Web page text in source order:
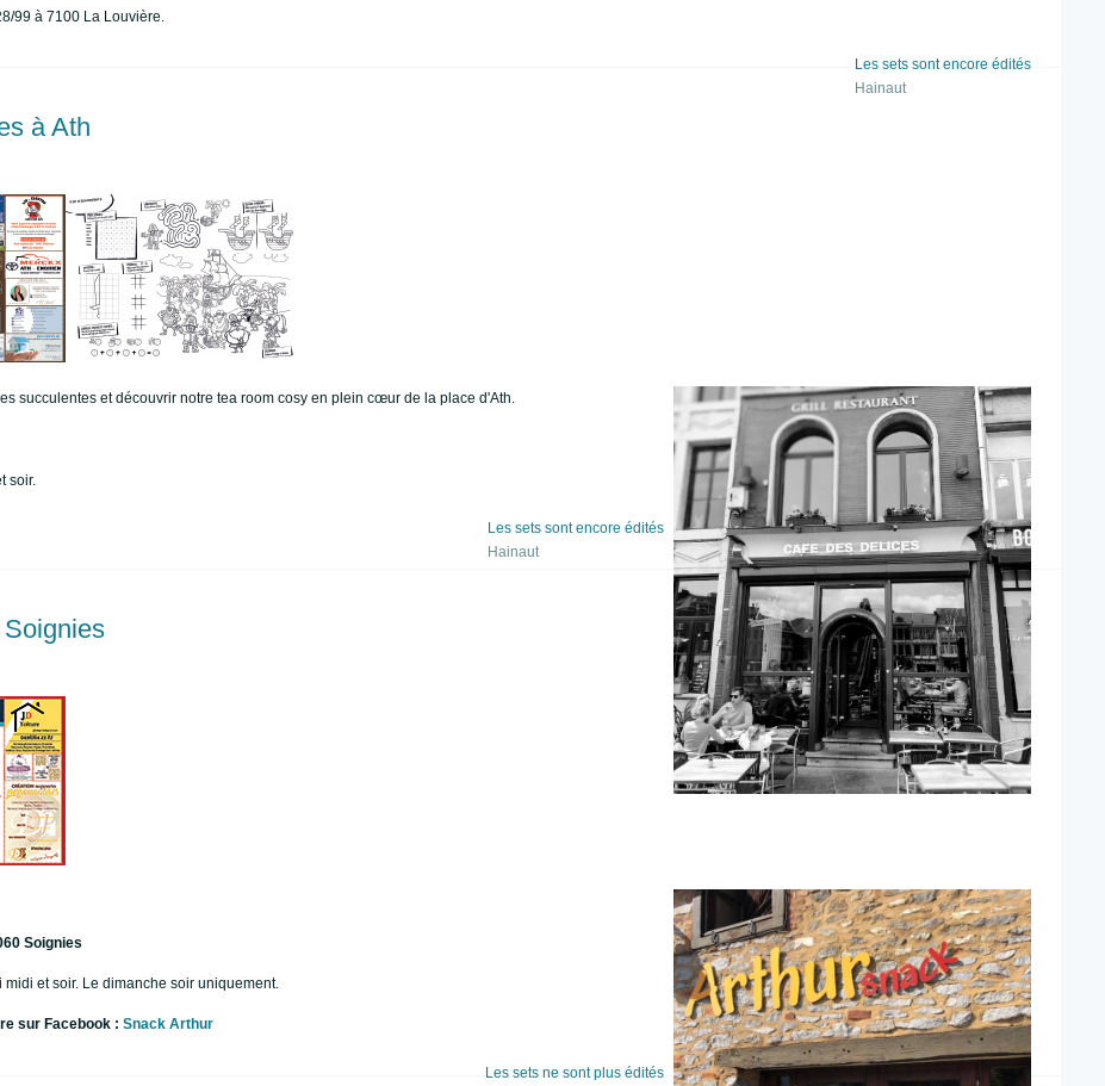
99 à 7100 La Louvière.
Les sets sont encore édités
Hainaut
à Ath
succulentes et découvrir notre tea room cosy en plein cœur de la place d'Ath.
soir.
Les sets sont encore édités
Hainaut
Soignies
et soir. Le dimanche soir uniquement.
sur Facebook : Snack Arthur
Les sets ne sont plus édités